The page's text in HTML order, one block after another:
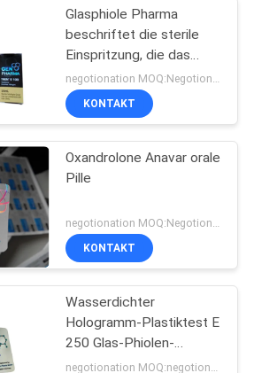
Glasphiole Pharma
beschriftet die sterile
Einspritzung, die das
pharmazeutische
Verpacken druckt
negotionation MOQ:Negotionation
KONTAKT
Oxandrolone Anavar orale
Pille
negotionation MOQ:Negotionation
KONTAKT
Wasserdichter
Hologramm-Plastiktest E
250 Glas-Phiolen-
Aufkleber